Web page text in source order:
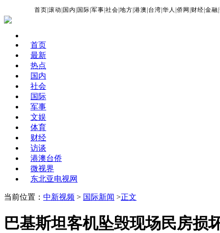
首页 |滚动 国内 国际 |军事 |社会 |地方 |港澳 台湾 |华人 |侨网 财经 |金融 |
首页
最新
热点
国内
社会
国际
军事
文娱
体育
财经
访谈
港澳台侨
微视界
东北亚电视网
当前位置： 中新视频 > 国际新闻 >正文
巴基斯坦客机坠毁现场民房损